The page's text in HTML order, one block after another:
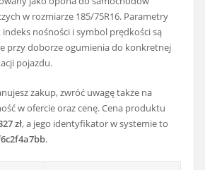
w rozmiarze 185/75R16. Parametry
indeks nośności i symbol prędkości są
przy doborze ogumienia do konkretnej
pojazdu.
zakup, zwróć uwagę także na
w ofercie oraz cenę. Cena produktu
zł, a jego identyfikator w systemie to
.